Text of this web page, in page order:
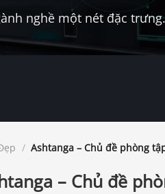
nghề một nét đặc
/ Ashtanga – Chủ đề phòng
– Chủ đề